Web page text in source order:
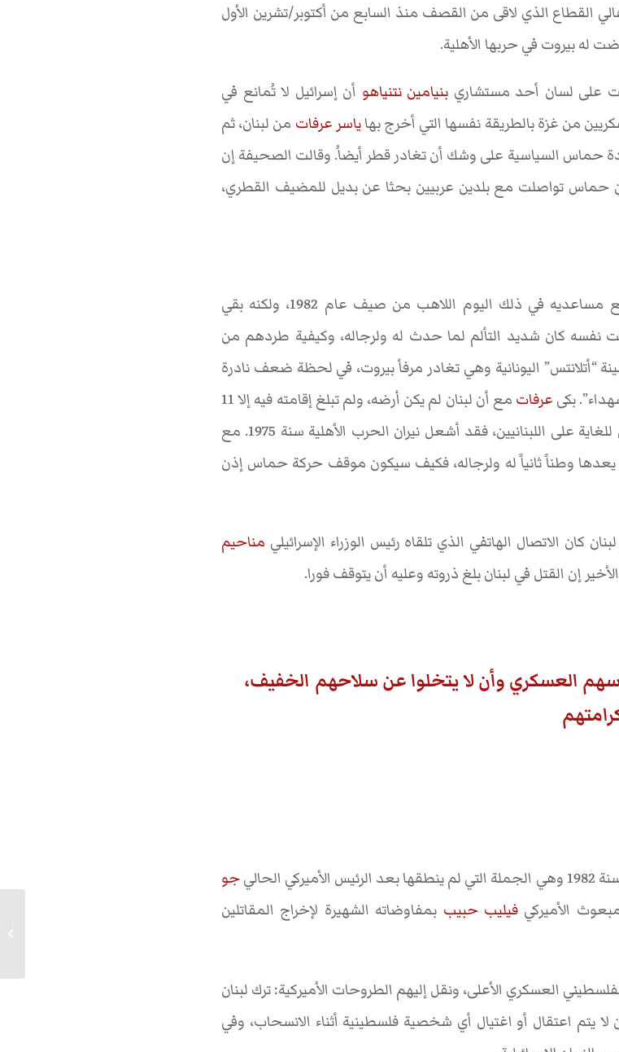
القطاع الذي لاقى من القصف منذ السابع من أكتوبر/تشرين الأول
له بيروت في حربها الأهلية.
على لسان أحد مستشاري بنيامين نتنياهو أن إسرائيل لا تُمانع في
من غزة بالطريقة نفسها التي أخرج بهاياسر عرفات من لبنان، ثم
حماس السياسية على وشك أن تغادر قطر أيضاُ. وقالت الصحيفة إن
حماس تواصلت مع بلدين عربيين بحثا عن بديل للمضيف القطري،
وجد مساحة للضحك مع مساعديه في ذلك اليوم اللاهب من صيف عام 1982، ولكنه بقي
نفسه كان شديد التألم لما حدث له ولرجاله، وكيفية طردهم من
“أتلانتس” اليونانية وهي تغادر مرفأ بيروت، في لحظة ضعف نادرة
بكى عرفات
مع أن لبنان لم يكن أرضه، ولم تبلغ إقامته فيه إلا 11
سنة فقط لا غير، وكان لوجوده فيه أثر سلبي للغاية على اللبنانيين، فقد أشعل نيران الحرب الأهلية سنة 1975. مع
وطناً ثانياً له ولرجاله، فكيف سيكون موقف حركة حماس إذن
كان الاتصال الهاتفي الذي تلقاه رئيس الوزراء الإسرائيلي مناحيم
إن القتل في لبنان بلغ ذروته وعليه أن يتوقف فورا.
العسكري وأن لا يتخلوا عن سلاحهم الخفيف،
جو
الأميركيفيليب حبيب بمفاوضاته الشهيرة لإخراج المقاتلين
العسكري الأعلى، ونقل إليهم الطروحات الأميركية: ترك لبنان
لا يتم اعتقال أو اغتيال أي شخصية فلسطينية أثناء الانسحاب، وفي
البعض
في الذكرى 79